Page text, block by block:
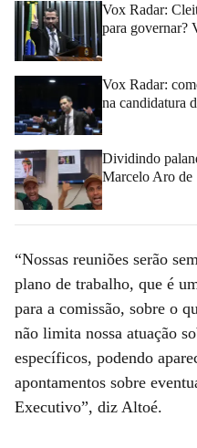
Vox Radar:
para governar?
Vox Radar:
na candidatura
Dividindo
Marcelo Aro de
“Nossas reuniões serão
plano de trabalho, que é
para a comissão, sobre o
não limita nossa atuação
específicos, podendo
apontamentos sobre
Executivo”, diz Altoé.